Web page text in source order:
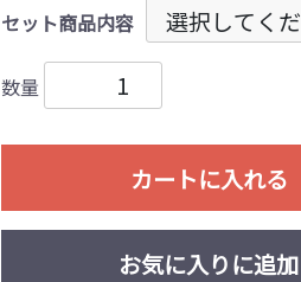
セット商品内容
数量
カートに入れる
お気に入りに追加